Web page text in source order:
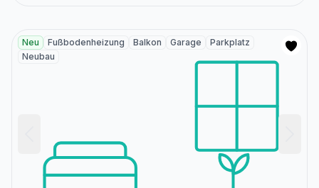
Neu Fußbodenheizung Balkon Garage
Parkplatz
Neubau